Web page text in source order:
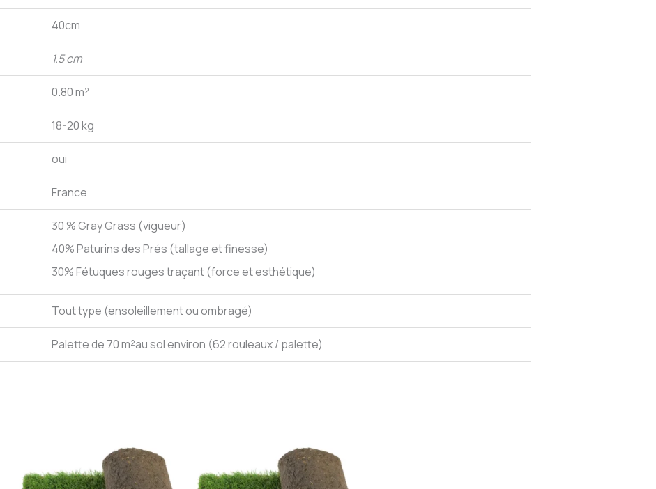
40cm
1.5 cm
0.80 m²
18-20 kg
oui
France
30 % Gray Grass (vigueur)
40% Paturins des Prés (tallage et finesse)
30% Fétuques rouges traçant (force et esthétique)
Tout type (ensoleillement ou ombragé)
Palette de 70 m²au sol environ (62 rouleaux / palette)